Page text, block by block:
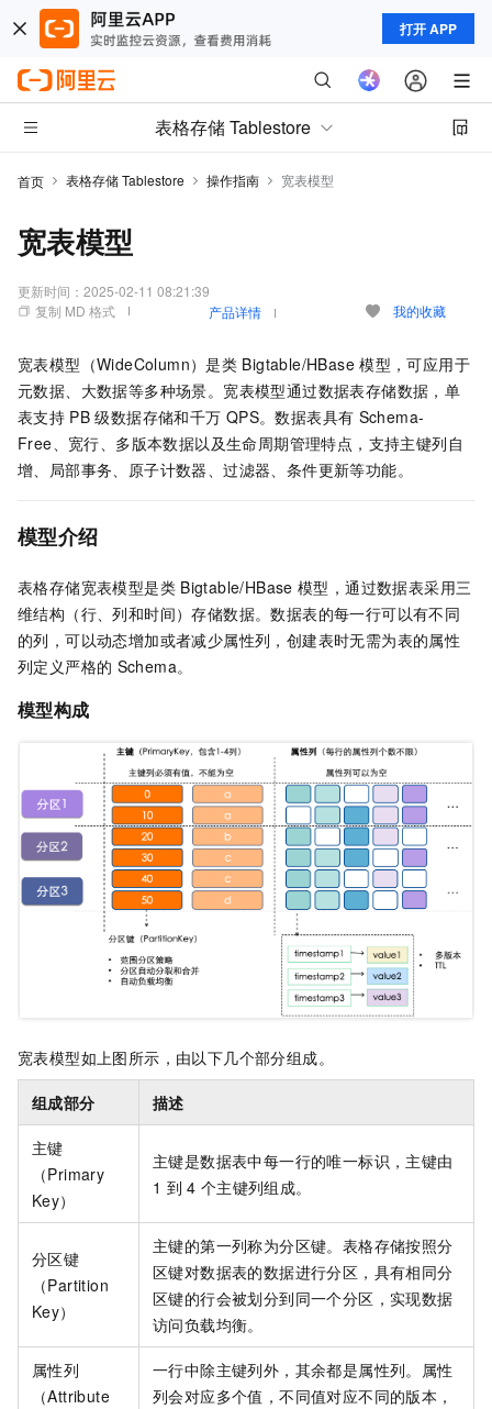
打开 APP
表格存储 Tablestore
首页 表格存储 Tablestore 操作指南 宽表模型
宽表模型
更新时间： 2025-02-11 08:21:39
复制 MD 格式
产品详情 我的收藏
宽表模型（WideColumn）是类 Bigtable/HBase 模型，可应用于
元数据、大数据等多种场景。宽表模型通过数据表存储数据，单
表支持 PB 级数据存储和千万 QPS。数据表具有 Schema-
Free、宽行、多版本数据以及生命周期管理特点，支持主键列自
增、局部事务、原子计数器、过滤器、条件更新等功能。
模型介绍
表格存储宽表模型是类 Bigtable/HBase 模型，通过数据表采用三
维结构（行、列和时间）存储数据。数据表的每一行可以有不同
的列，可以动态增加或者减少属性列，创建表时无需为表的属性
列定义严格的 Schema。
模型构成
宽表模型如上图所示，由以下几个部分组成。
组成部分 描述
主键
（Primary
Key）
主键是数据表中每一行的唯一标识，主键由
1 到 4 个主键列组成。
分区键
（Partition
Key）
主键的第一列称为分区键。 表格存储按照分
区键对数据表的数据进行分区，具有相同分
区键的行会被划分到同一个分区，实现数据
访问负载均衡。
属性列
（Attribute
一行中除主键列外，其余都是属性列。属性
列会对应多个值，不同值对应不同的版本，